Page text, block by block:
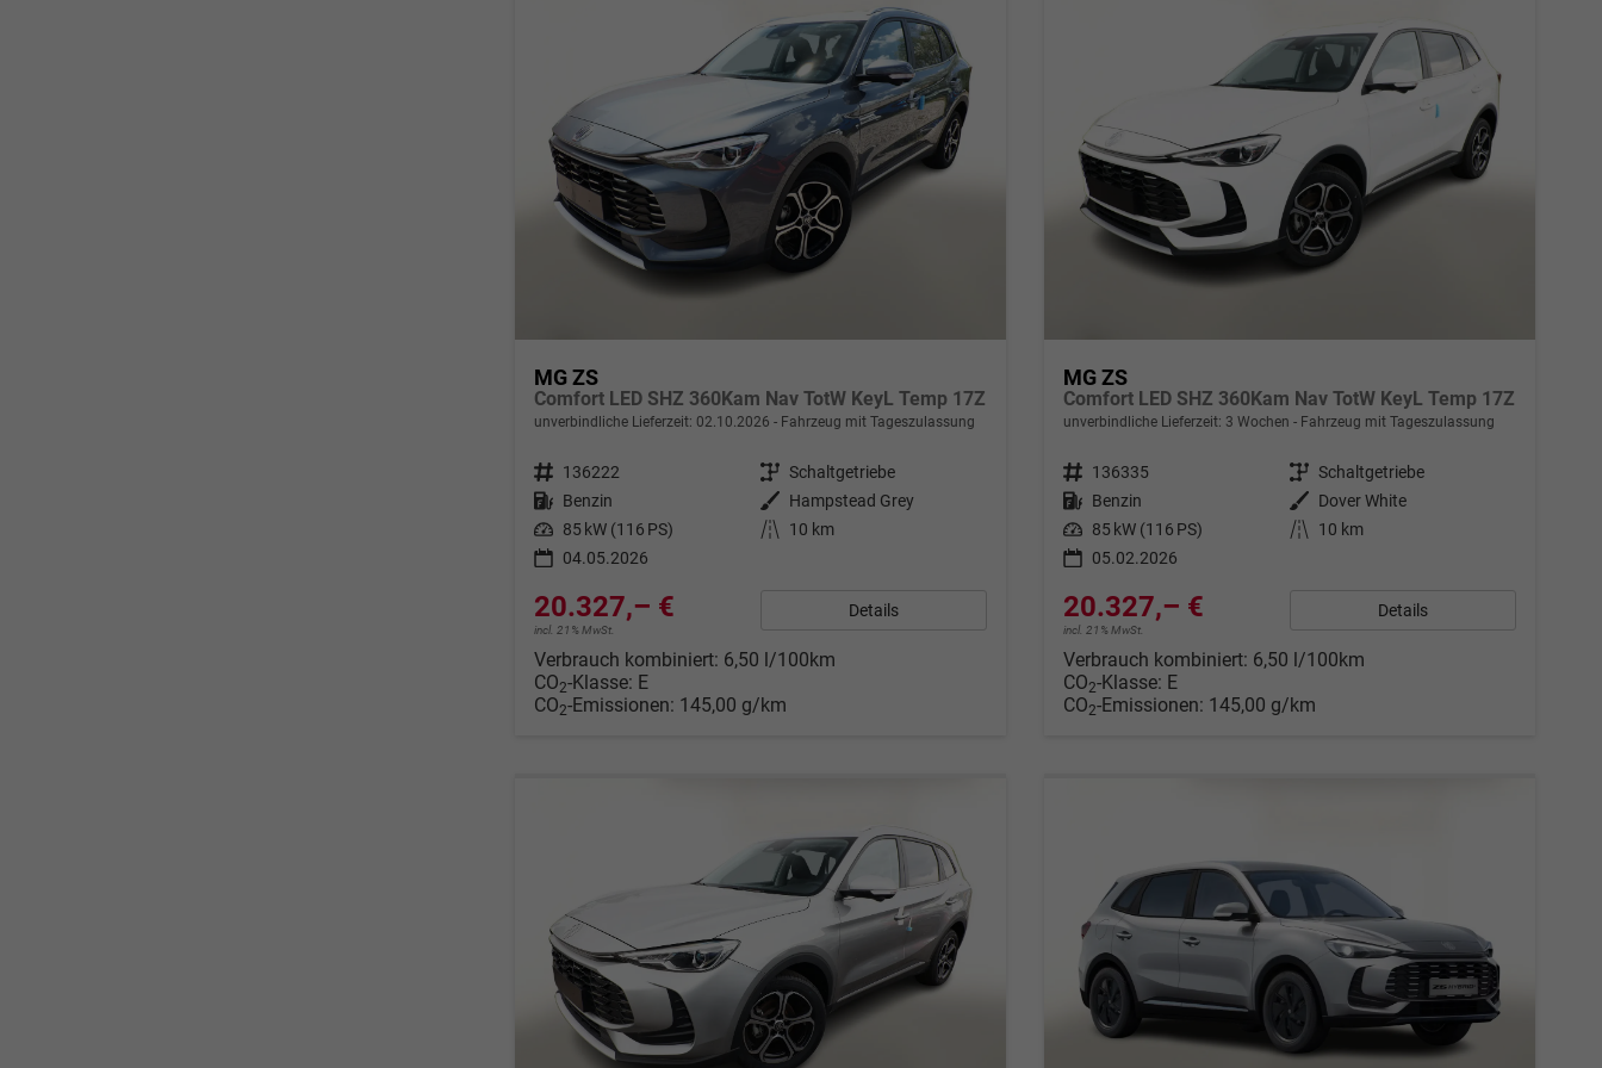
MG ZS
Comfort LED SHZ 360Kam Nav TotW KeyL Temp 17Z
unverbindliche Lieferzeit: 02.10.2026 Fahrzeug mit Tageszulassung
Fahrzeugnr. 136222 Getriebe Schaltgetriebe
Kraftstoff Benzin Außenfarbe Hampstead Grey
Leistung 85 kW (116 PS) Kilometerstand
10 km
04.05.2026
20.327,– €
incl. 21% MwSt.
Details
Verbrauch kombiniert: 6,50 l/100km
CO2-Klasse: E
CO2-Emissionen: 145,00 g/km
MG ZS
Comfort LED SHZ 360Kam Nav TotW KeyL Temp 17Z
unverbindliche Lieferzeit: 3 Wochen Fahrzeug mit Tageszulassung
Fahrzeugnr. 136335 Getriebe Schaltgetriebe
Kraftstoff Benzin Außenfarbe Dover White
Leistung 85 kW (116 PS) Kilometerstand
10 km
05.02.2026
20.327,– €
incl. 21% MwSt.
Details
Verbrauch kombiniert: 6,50 l/100km
CO2-Klasse: E
CO2-Emissionen: 145,00 g/km